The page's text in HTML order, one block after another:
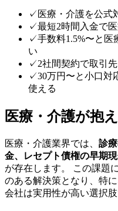
✓ 医療・介護を公式
✓最短2時間入金で
✓手数料1.5%〜と医
い
✓2社間契約で取引
✓30万円〜と小口対
使える
医療・介護が抱
医療・介護業界では、 診
金、レセプト債権の早期
が存在します。 この課題
のある解決策となり、特に
会社は実用性が高い選択肢